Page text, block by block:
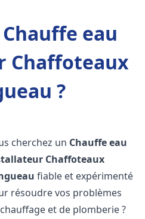
eau
Chaffoteaux
?
cherchez un Chauffe eau
Chaffoteaux
fiable et expérimenté
résoudre vos problèmes
et de plomberie ?